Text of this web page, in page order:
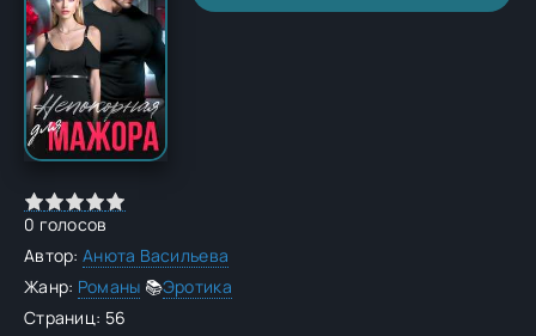
0 голосов
Автор: Анюта Васильева
Жанр: Романы 📚Эротика
Страниц: 56